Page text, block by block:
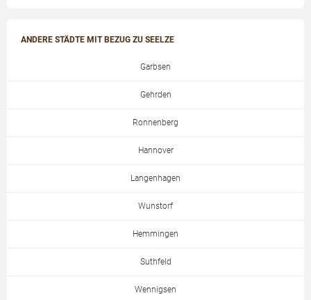
ANDERE STÄDTE MIT BEZUG ZU SEELZE
Garbsen
Gehrden
Ronnenberg
Hannover
Langenhagen
Wunstorf
Hemmingen
Suthfeld
Wennigsen